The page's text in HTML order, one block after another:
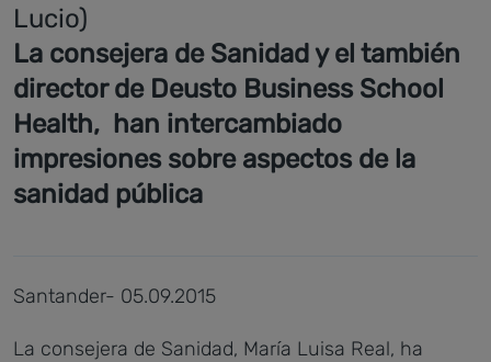
Lucio)
La consejera de Sanidad y el también
director de Deusto Business School
Health, han intercambiado
impresiones sobre aspectos de la
sanidad pública
Santander- 05.09.2015
La consejera de Sanidad, María Luisa Real, ha